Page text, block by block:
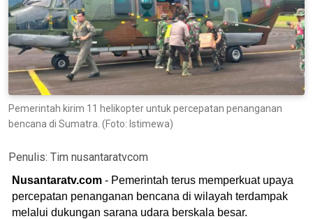
Pemerintah kirim 11 helikopter untuk percepatan penanganan
bencana di Sumatra. (Foto: Istimewa)
Penulis: Tim nusantaratvcom
Nusantaratv.com - Pemerintah terus memperkuat upaya
percepatan penanganan bencana di wilayah terdampak
melalui dukungan sarana udara berskala besar.